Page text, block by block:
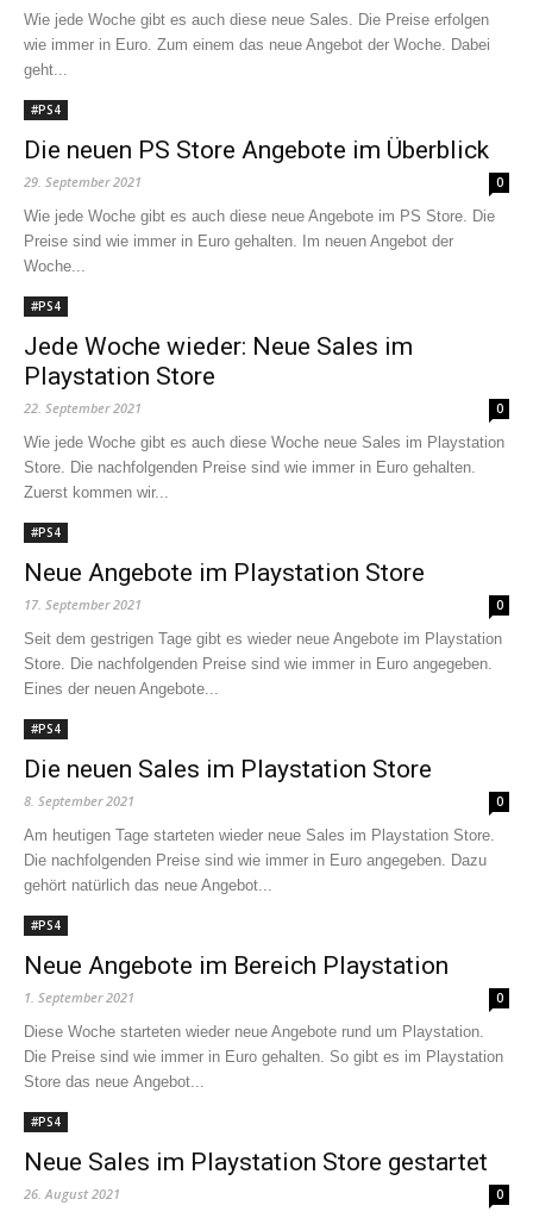
Wie jede Woche gibt es auch diese neue Sales. Die Preise erfolgen
wie immer in Euro. Zum einem das neue Angebot der Woche. Dabei
geht...
#PS4
Die neuen PS Store Angebote im Überblick
29. September 2021 0
Wie jede Woche gibt es auch diese neue Angebote im PS Store. Die
Preise sind wie immer in Euro gehalten. Im neuen Angebot der
Woche...
#PS4
Jede Woche wieder: Neue Sales im
Playstation Store
22. September 2021 0
Wie jede Woche gibt es auch diese Woche neue Sales im Playstation
Store. Die nachfolgenden Preise sind wie immer in Euro gehalten.
Zuerst kommen wir...
#PS4
Neue Angebote im Playstation Store
17. September 2021 0
Seit dem gestrigen Tage gibt es wieder neue Angebote im Playstation
Store. Die nachfolgenden Preise sind wie immer in Euro angegeben.
Eines der neuen Angebote...
#PS4
Die neuen Sales im Playstation Store
8. September 2021 0
Am heutigen Tage starteten wieder neue Sales im Playstation Store.
Die nachfolgenden Preise sind wie immer in Euro angegeben. Dazu
gehört natürlich das neue Angebot...
#PS4
Neue Angebote im Bereich Playstation
1. September 2021 0
Diese Woche starteten wieder neue Angebote rund um Playstation.
Die Preise sind wie immer in Euro gehalten. So gibt es im Playstation
Store das neue Angebot...
#PS4
Neue Sales im Playstation Store gestartet
26. August 2021 0